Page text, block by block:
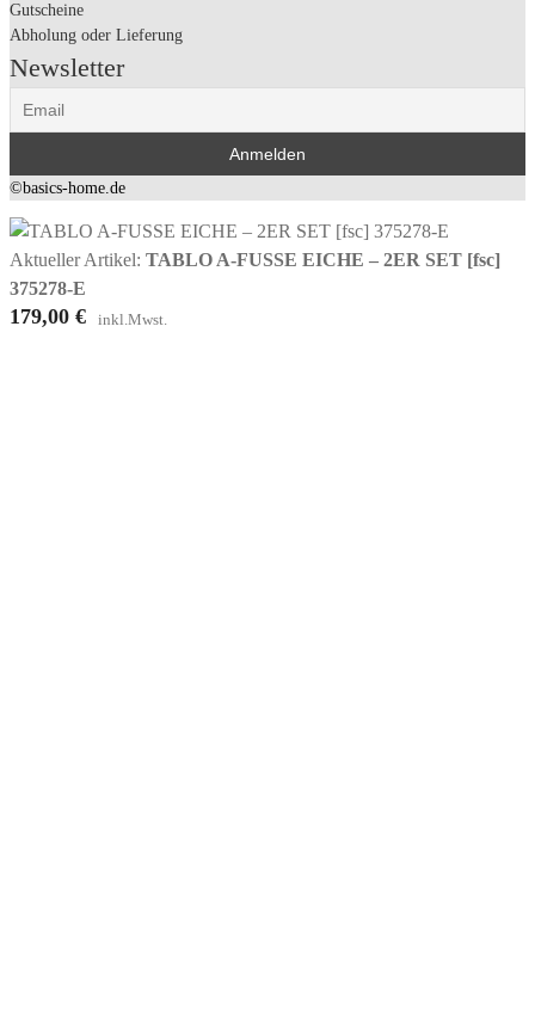
Gutscheine
Abholung oder Lieferung
Newsletter
©basics-home.de
Aktueller Artikel: TABLO A-FUSSE EICHE – 2ER SET [fsc]
375278-E
179,00 € inkl.Mwst.